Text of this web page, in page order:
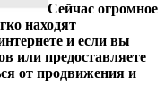
Сейчас огромное
находят
и если вы
или предоставляете
от продвижения и